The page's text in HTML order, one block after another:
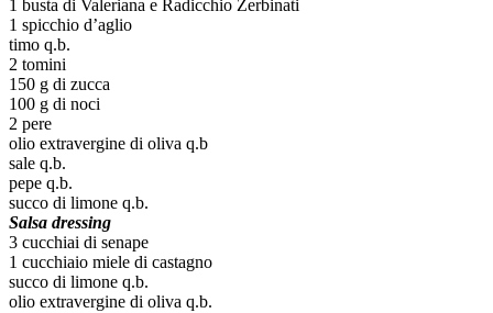
1 busta di Valeriana e Radicchio Zerbinati
1 spicchio d’aglio
timo q.b.
2 tomini
150 g di zucca
100 g di noci
2 pere
olio extravergine di oliva q.b
sale q.b.
pepe q.b.
succo di limone q.b.
Salsa dressing
3 cucchiai di senape
1 cucchiaio miele di castagno
succo di limone q.b.
olio extravergine di oliva q.b.